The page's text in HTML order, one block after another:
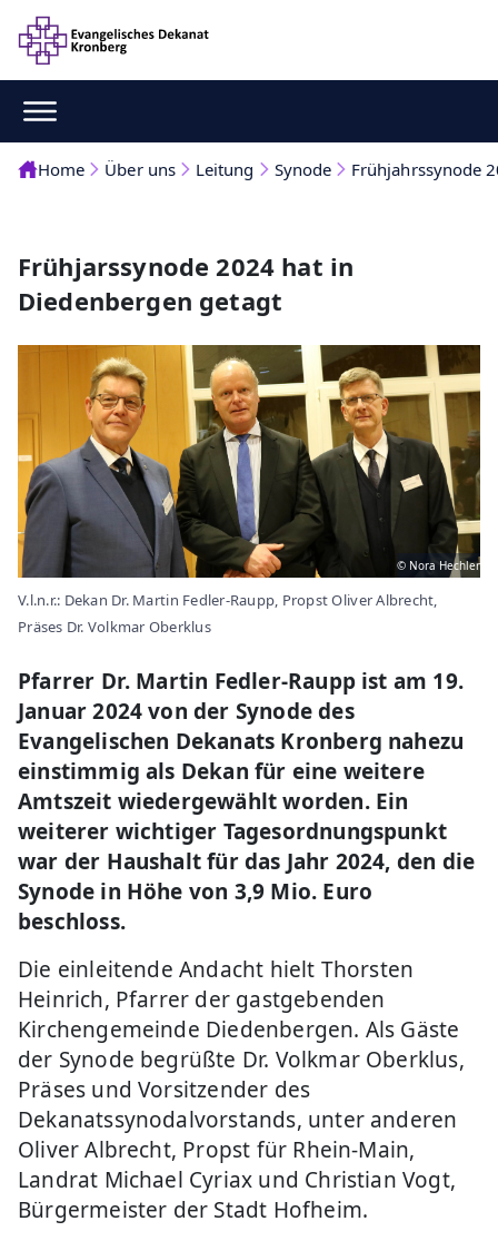
Home Über uns Leitung Synode Frühjahrssynode
Frühjarssynode 2024 hat in
Diedenbergen getagt
© Nora Hechler
V.l.n.r.: Dekan Dr. Martin Fedler-Raupp, Propst Oliver Albrecht,
Präses Dr. Volkmar Oberklus
Pfarrer Dr. Martin Fedler-Raupp ist am 19.
Januar 2024 von der Synode des
Evangelischen Dekanats Kronberg nahezu
einstimmig als Dekan für eine weitere
Amtszeit wiedergewählt worden. Ein
weiterer wichtiger Tagesordnungspunkt
war der Haushalt für das Jahr 2024, den die
Synode in Höhe von 3,9 Mio. Euro
beschloss.
Die einleitende Andacht hielt Thorsten
Heinrich, Pfarrer der gastgebenden
Kirchengemeinde Diedenbergen. Als Gäste
der Synode begrüßte Dr. Volkmar Oberklus,
Präses und Vorsitzender des
Dekanatssynodalvorstands, unter anderen
Oliver Albrecht, Propst für Rhein-Main,
Landrat Michael Cyriax und Christian Vogt,
Bürgermeister der Stadt Hofheim.